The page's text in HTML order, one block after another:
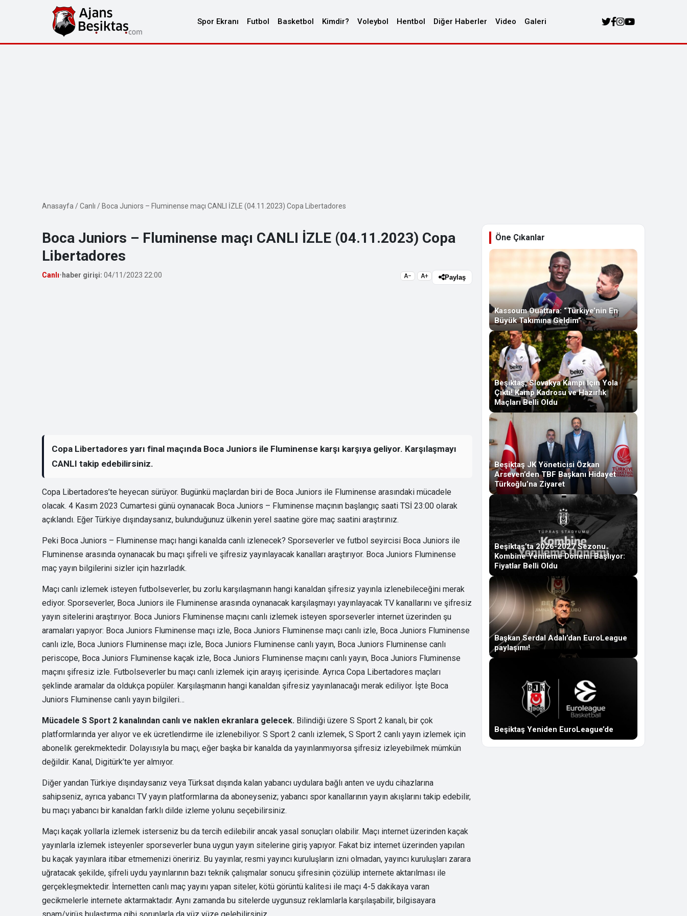
Spor Ekranı Futbol Basketbol Kimdir? Voleybol Hentbol Diğer Haberler Video Galeri
Anasayfa /Canlı / Boca Juniors – Fluminense maçı CANLI İZLE (04.11.2023) Copa Libertadores
Boca Juniors – Fluminense maçı CANLI İZLE (04.11.2023) Copa
Libertadores
Canlı• haber girişi: 04/11/2023 22:00 A− A+ Paylaş
Copa Libertadores yarı final maçında Boca Juniors ile Fluminense karşı karşıya geliyor. Karşılaşmayı
CANLI takip edebilirsiniz.
Copa Libertadores’te heyecan sürüyor. Bugünkü maçlardan biri de Boca Juniors ile Fluminense arasındaki mücadele
olacak. 4 Kasım 2023 Cumartesi günü oynanacak Boca Juniors – Fluminense maçının başlangıç saati TSİ 23:00 olarak
açıklandı. Eğer Türkiye dışındaysanız, bulunduğunuz ülkenin yerel saatine göre maç saatini araştırınız.
Peki Boca Juniors – Fluminense maçı hangi kanalda canlı izlenecek? Sporseverler ve futbol seyircisi Boca Juniors ile
Fluminense arasında oynanacak bu maçı şifreli ve şifresiz yayınlayacak kanalları araştırıyor. Boca Juniors Fluminense
maç yayın bilgilerini sizler için hazırladık.
Maçı canlı izlemek isteyen futbolseverler, bu zorlu karşılaşmanın hangi kanaldan şifresiz yayınla izlenebileceğini merak
ediyor. Sporseverler, Boca Juniors ile Fluminense arasında oynanacak karşılaşmayı yayınlayacak TV kanallarını ve şifresiz
yayın sitelerini araştırıyor. Boca Juniors Fluminense maçını canlı izlemek isteyen sporseverler internet üzerinden şu
aramaları yapıyor: Boca Juniors Fluminense maçı izle, Boca Juniors Fluminense maçı canlı izle, Boca Juniors Fluminense
canlı izle, Boca Juniors Fluminense maçı izle, Boca Juniors Fluminense canlı yayın, Boca Juniors Fluminense canlı
periscope, Boca Juniors Fluminense kaçak izle, Boca Juniors Fluminense maçını canlı yayın, Boca Juniors Fluminense
maçını şifresiz izle. Futbolseverler bu maçı canlı izlemek için arayış içerisinde. Ayrıca Copa Libertadores maçları
şeklinde aramalar da oldukça popüler. Karşılaşmanın hangi kanaldan şifresiz yayınlanacağı merak ediliyor. İşte Boca
Juniors Fluminense canlı yayın bilgileri…
Mücadele S Sport 2 kanalından canlı ve naklen ekranlara gelecek. Bilindiği üzere S Sport 2 kanalı, bir çok
platformlarında yer alıyor ve ek ücretlendirme ile izlenebiliyor. S Sport 2 canlı izlemek, S Sport 2 canlı yayın izlemek için
abonelik gerekmektedir. Dolayısıyla bu maçı, eğer başka bir kanalda da yayınlanmıyorsa şifresiz izleyebilmek mümkün
değildir. Kanal, Digitürk’te yer almıyor.
Diğer yandan Türkiye dışındaysanız veya Türksat dışında kalan yabancı uydulara bağlı anten ve uydu cihazlarına
sahipseniz, ayrıca yabancı TV yayın platformlarına da aboneyseniz; yabancı spor kanallarının yayın akışlarını takip edebilir,
bu maçı yabancı bir kanaldan farklı dilde izleme yolunu seçebilirsiniz.
Maçı kaçak yollarla izlemek isterseniz bu da tercih edilebilir ancak yasal sonuçları olabilir. Maçı internet üzerinden kaçak
yayınlarla izlemek isteyenler sporseverler buna uygun yayın sitelerine giriş yapıyor. Fakat biz internet üzerinden yapılan
bu kaçak yayınlara itibar etmemenizi öneririz. Bu yayınlar, resmi yayıncı kuruluşların izni olmadan, yayıncı kuruluşları zarara
uğratacak şekilde, şifreli uydu yayınlarının bazı teknik çalışmalar sonucu şifresinin çözülüp internete aktarılması ile
gerçekleşmektedir. İnternetten canlı maç yayını yapan siteler, kötü görüntü kalitesi ile maçı 4-5 dakikaya varan
gecikmelerle internete aktarmaktadır. Aynı zamanda bu sitelerde uygunsuz reklamlarla karşılaşabilir, bilgisayara
spam/virüs bulaştırma gibi sorunlarla da yüz yüze gelebilirsiniz.
Öne Çıkanlar
Kassoum Ouattara: “Türkiye’nin En
Büyük Takımına Geldim”
Beşiktaş, Slovakya Kampı İçin Yola
Çıktı! Kamp Kadrosu ve Hazırlık
Maçları Belli Oldu
Beşiktaş JK Yöneticisi Özkan
Arseven’den TBF Başkanı Hidayet
Türkoğlu’na Ziyaret
Beşiktaş’ta 2026-2027 Sezonu
Kombine Yenileme Dönemi Başlıyor:
Fiyatlar Belli Oldu
Başkan Serdal Adalı’dan EuroLeague
paylaşımı!
Beşiktaş Yeniden EuroLeague’de